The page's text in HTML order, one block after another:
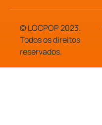
© LOCPOP 2023.
Todos os direitos
reservados.